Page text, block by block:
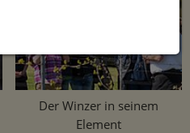
Der Winzer in seinem
Element